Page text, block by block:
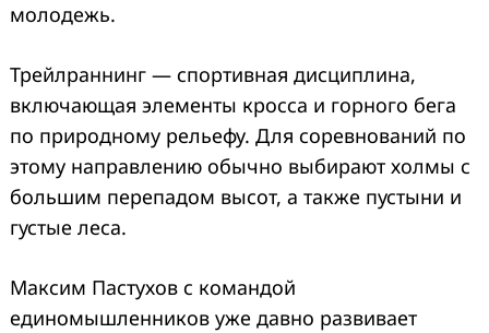
молодежь.
Трейлраннинг — спортивная дисциплина,
включающая элементы кросса и горного бега
по природному рельефу. Для соревнований по
этому направлению обычно выбирают холмы с
большим перепадом высот, а также пустыни и
густые леса.
Максим Пастухов с командой
единомышленников уже давно развивает